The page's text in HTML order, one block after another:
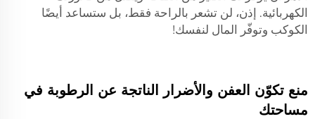
الكهربائية. إذن، لن تشعر بالراحة فقط، بل ستساعد أيضًا
الكوكب وتوفّر المال لنفسك!
منع تكوّن العفن والأضرار الناتجة عن الرطوبة في
مساحتك